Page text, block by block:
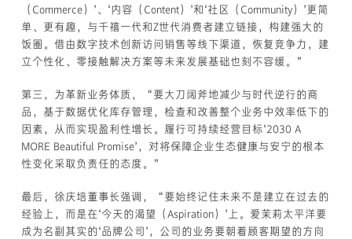
（Commerce）’、‘内容（Content）’和‘社区（Community）’更简
单、更有趣，与千禧一代和Z世代消费者建立链接，构建强大的
饭圈。借由数字技术创新访问销售等线下渠道，恢复竞争力，建
立个性化、零接触解决方案等未来发展基础也刻不容缓。”
第三，为革新业务体质，“要大刀阔斧地减少与时代逆行的商
品，基于数据优化库存管理，检查和改善整个业务中效率低下的
因素，从而实现盈利性增长。履行可持续经营目标‘2030 A
MORE Beautiful Promise’，对将保障企业生态健康与安宁的根本
性变化采取负责任的态度。”
最后，徐庆培董事长强调，“要始终记住未来不是建立在过去的
经验上，而是在‘今天的渴望（Aspiration）’上。爱茉莉太平洋要
成为名副其实的‘品牌公司’，公司的业务要朝着顾客期望的方向